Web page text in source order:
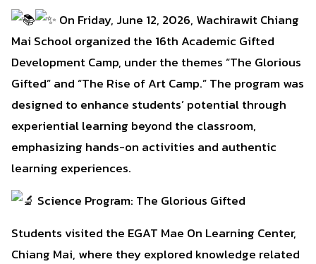
On Friday, June 12, 2026, Wachirawit Chiang
Mai School organized the 16th Academic Gifted
Development Camp, under the themes “The Glorious
Gifted” and “The Rise of Art Camp.” The program was
designed to enhance students’ potential through
experiential learning beyond the classroom,
emphasizing hands-on activities and authentic
learning experiences.
Science Program: The Glorious Gifted
Students visited the EGAT Mae On Learning Center,
Chiang Mai, where they explored knowledge related